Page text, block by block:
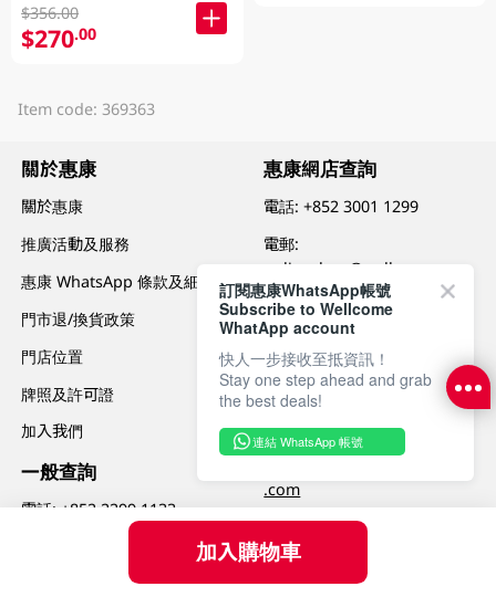
加入購物車
$356.00
$270.00
Item code: 369363
關於惠康
關於惠康
推廣活動及服務
惠康 WhatsApp 條款及細則
門市退/換貨政策
門店位置
牌照及許可證
加入我們
一般查詢
電話: +852 2299 1133
wellcomecs@DFIretailgroup
惠康網店查詢
電話:+852 3001 1299
電郵:
onlineshop@wellcome.com
.hk
辦公時間:
星期一至日
上午九時至晚上六時
電郵:
.com
訂閱惠康WhatsApp帳號
Subscribe to Wellcome
WhatApp account
快人一步接收至抵資訊！
Stay one step ahead and grab
the best deals!
連結 WhatsApp 帳號